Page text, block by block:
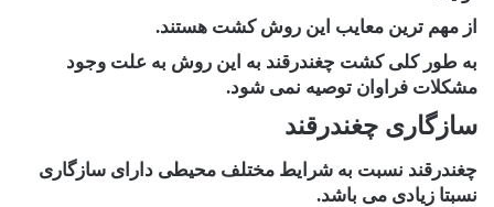
از مهم ترین معایب این روش کشت هستند.
به طور کلی کشت چغندرقند به این روش به علت وجود
مشکلات فراوان توصیه نمی شود.
سازگاری چغندرقند
چغندرقند نسبت به شرایط مختلف محیطی دارای سازگاری
نسبتا زیادی می باشد.